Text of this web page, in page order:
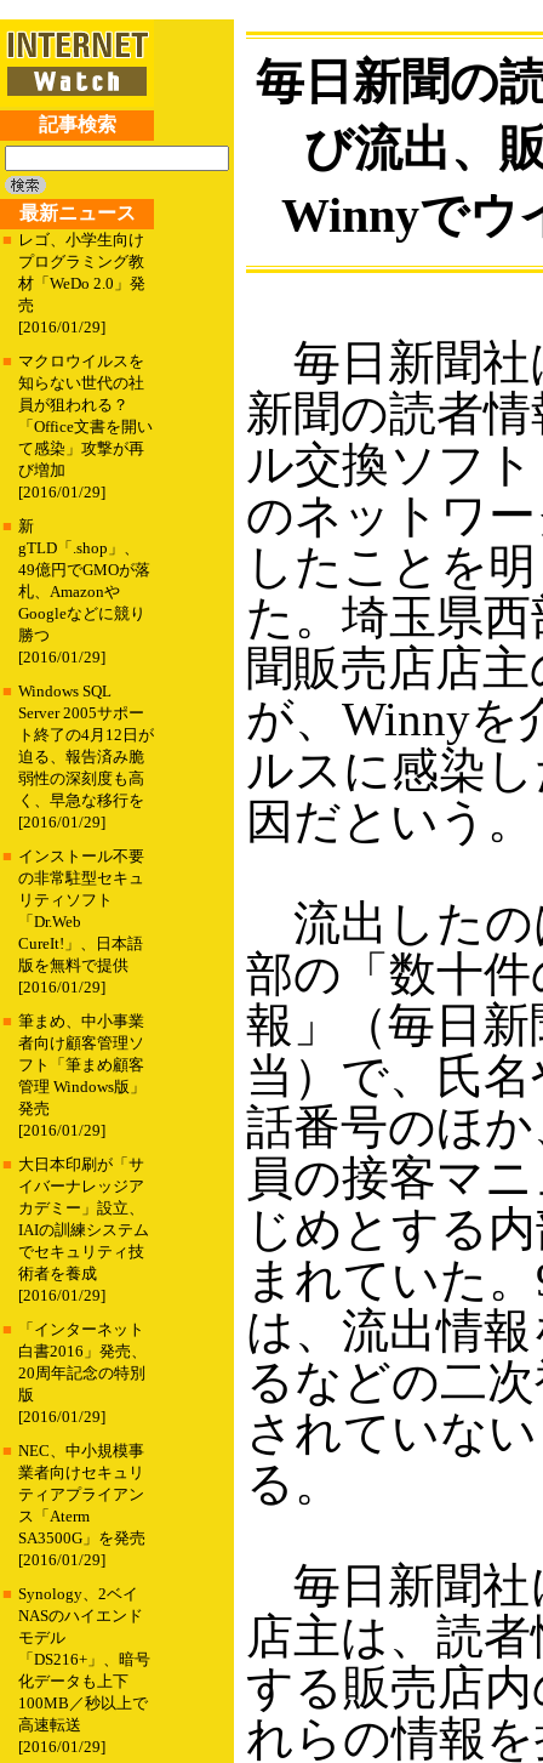
記事検索
最新ニュース
■ レゴ、小学生向け
プログラミング教
材「WeDo 2.0」発
売
[2016/01/29]
■ マクロウイルスを
知らない世代の社
員が狙われる？
「Office文書を開い
て感染」攻撃が再
び増加
[2016/01/29]
■ 新
gTLD「.shop」、
49億円でGMOが落
札、Amazonや
Googleなどに競り
勝つ
[2016/01/29]
■ Windows SQL
Server 2005サポー
ト終了の4月12日が
迫る、報告済み脆
弱性の深刻度も高
く、早急な移行を
[2016/01/29]
■ インストール不要
の非常駐型セキュ
リティソフト
「Dr.Web
CureIt!」、日本語
版を無料で提供
[2016/01/29]
■ 筆まめ、中小事業
者向け顧客管理ソ
フト「筆まめ顧客
管理 Windows版」
発売
[2016/01/29]
■ 大日本印刷が「サ
イバーナレッジア
カデミー」設立、
IAIの訓練システム
でセキュリティ技
術者を養成
[2016/01/29]
■
「インターネット
白書2016」発売、
20周年記念の特別
版
[2016/01/29]
■ NEC、中小規模事
業者向けセキュリ
ティアプライアン
ス「Aterm
SA3500G」を発売
[2016/01/29]
■ Synology、2ベイ
NASのハイエンド
モデル
「DS216+」、暗号
化データも上下
100MB／秒以上で
高速転送
[2016/01/29]
毎日新聞の
び流出、
Winnyでウ
毎日新聞社
新聞の読者
ル交換ソフ
のネットワ
したことを
た。埼玉県
聞販売店店主
が、Winnyを
ルスに感染
因だという。
流出したの
部の「数十
報」（毎日
当）で、氏
話番号のほ
員の接客マ
じめとする
まれていた
は、流出情
るなどの二
されていな
る。
毎日新聞社
店主は、読
する販売店
れらの情報